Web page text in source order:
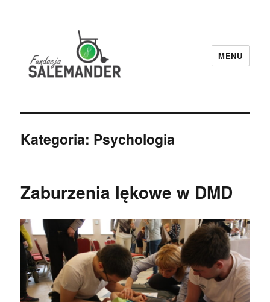
MENU
Kategoria: Psychologia
Zaburzenia lękowe w DMD